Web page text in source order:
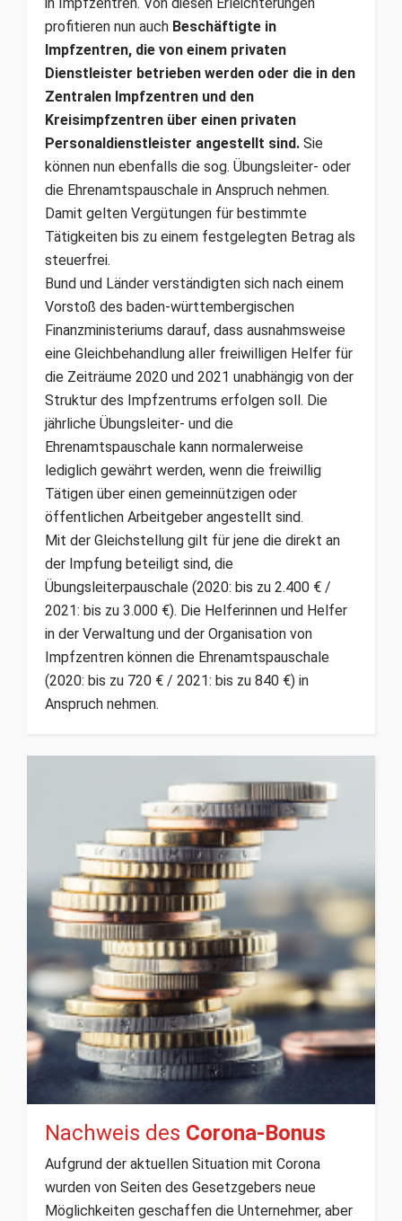
profitieren nun auch Beschäftigte in
Impfzentren, die von einem privaten
Dienstleister betrieben werden oder die in den
Zentralen Impfzentren und den
Kreisimpfzentren über einen privaten
Personaldienstleister angestellt sind. Sie
können nun ebenfalls die sog. Übungsleiter- oder
die Ehrenamtspauschale in Anspruch nehmen.
Damit gelten Vergütungen für bestimmte
Tätigkeiten bis zu einem festgelegten Betrag als
steuerfrei.
Bund und Länder verständigten sich nach einem
Vorstoß des baden-württembergischen
Finanzministeriums darauf, dass ausnahmsweise
eine Gleichbehandlung aller freiwilligen Helfer für
die Zeiträume 2020 und 2021 unabhängig von der
Struktur des Impfzentrums erfolgen soll. Die
jährliche Übungsleiter- und die
Ehrenamtspauschale kann normalerweise
lediglich gewährt werden, wenn die freiwillig
Tätigen über einen gemeinnützigen oder
öffentlichen Arbeitgeber angestellt sind.
Mit der Gleichstellung gilt für jene die direkt an
der Impfung beteiligt sind, die
Übungsleiterpauschale (2020: bis zu 2.400 € /
2021: bis zu 3.000 €). Die Helferinnen und Helfer
in der Verwaltung und der Organisation von
Impfzentren können die Ehrenamtspauschale
(2020: bis zu 720 € / 2021: bis zu 840 €) in
Anspruch nehmen.
Nachweis des Corona-Bonus
Aufgrund der aktuellen Situation mit Corona
wurden von Seiten des Gesetzgebers neue
Möglichkeiten geschaffen die Unternehmer, aber